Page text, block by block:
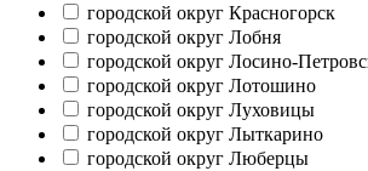
городской округ Красногорск
городской округ Лобня
городской округ Лосино-
городской округ Лотошино
городской округ Луховицы
городской округ Лыткарино
городской округ Люберцы